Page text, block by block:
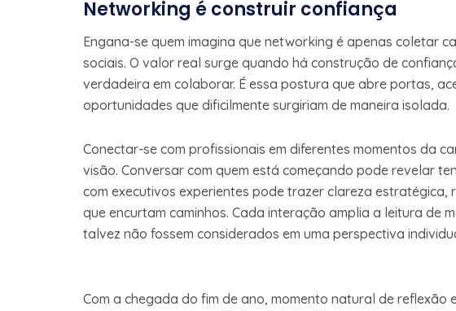
Networking é construir confiança
Engana-se quem imagina que networking é apenas coletar
sociais. O valor real surge quando há construção de
verdadeira em colaborar. É essa postura que abre portas,
oportunidades que dificilmente surgiriam de maneira isolada.
Conectar-se com profissionais em diferentes momentos da
visão. Conversar com quem está começando pode revelar
com executivos experientes pode trazer clareza estratégica,
que encurtam caminhos. Cada interação amplia a leitura de
talvez não fossem considerados em uma perspectiva
Com a chegada do fim de ano, momento natural de reflexão